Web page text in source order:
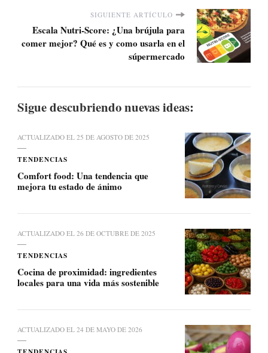
SIGUIENTE ARTÍCULO
Escala Nutri-Score: ¿Una brújula para
comer mejor? Qué es y como usarla en el
súpermercado
Sigue descubriendo nuevas ideas:
ACTUALIZADO EL 25 DE AGOSTO DE 2025
TENDENCIAS
Comfort food: Una tendencia que
mejora tu estado de ánimo
ACTUALIZADO EL 26 DE OCTUBRE DE 2025
TENDENCIAS
Cocina de proximidad: ingredientes
locales para una vida más sostenible
ACTUALIZADO EL 24 DE MAYO DE 2026